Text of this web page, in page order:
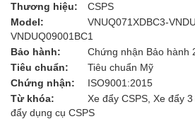
Thương hiệu:
CSPS
Model:
VNUQ071XDBC3-
VNDUQ09001BC1
Bảo hành:
Chứng nhận Bảo hành
Tiêu chuẩn:
Tiêu chuẩn Mỹ
Chứng nhận:
ISO9001:2015
Từ khóa:
Xe đẩy CSPS, Xe đẩy
đẩy dụng cụ CSPS